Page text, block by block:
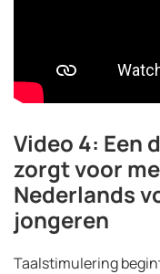
Video 4: Een
zorgt voor
Nederlands
jongeren
Taalstimulering